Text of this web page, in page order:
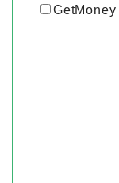
GetMoney